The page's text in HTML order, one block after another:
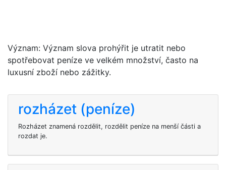
Význam: Význam slova prohýřit je utratit nebo
spotřebovat peníze ve velkém množství, často na
luxusní zboží nebo zážitky.
rozházet (peníze)
Rozházet znamená rozdělit, rozdělit peníze na menší části a
rozdat je.